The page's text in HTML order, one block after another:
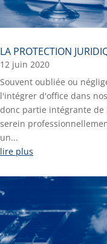
LA PROTECTION
12 juin 2020
Souvent oubliée ou
l'intégrer d'office dans
donc partie intégrante de
serein
un...
lire plus